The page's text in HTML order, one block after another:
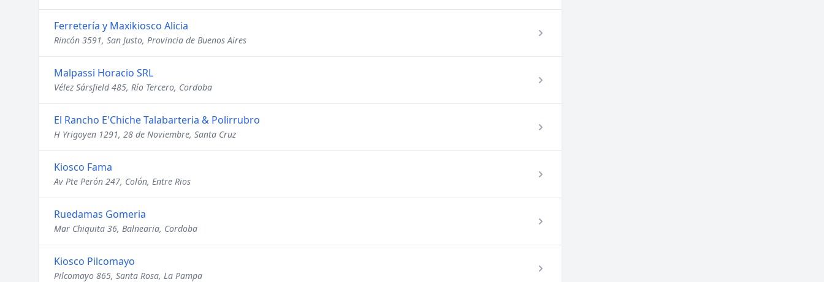
Ferretería y Maxikiosco Alicia
Rincón 3591, San Justo, Provincia de Buenos Aires
Malpassi Horacio SRL
Vélez Sársfield 485, Río Tercero, Cordoba
El Rancho E'Chiche Talabarteria & Polirrubro
H Yrigoyen 1291, 28 de Noviembre, Santa Cruz
Kiosco Fama
Av Pte Perón 247, Colón, Entre Rios
Ruedamas Gomeria
Mar Chiquita 36, Balnearia, Cordoba
Kiosco Pilcomayo
Pilcomayo 865, Santa Rosa, La Pampa